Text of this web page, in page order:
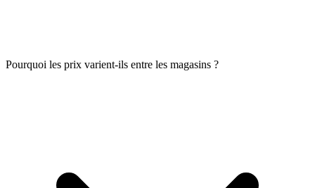
Pourquoi les prix varient-ils entre les magasins ?